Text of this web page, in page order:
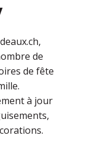
de
de fête
à jour